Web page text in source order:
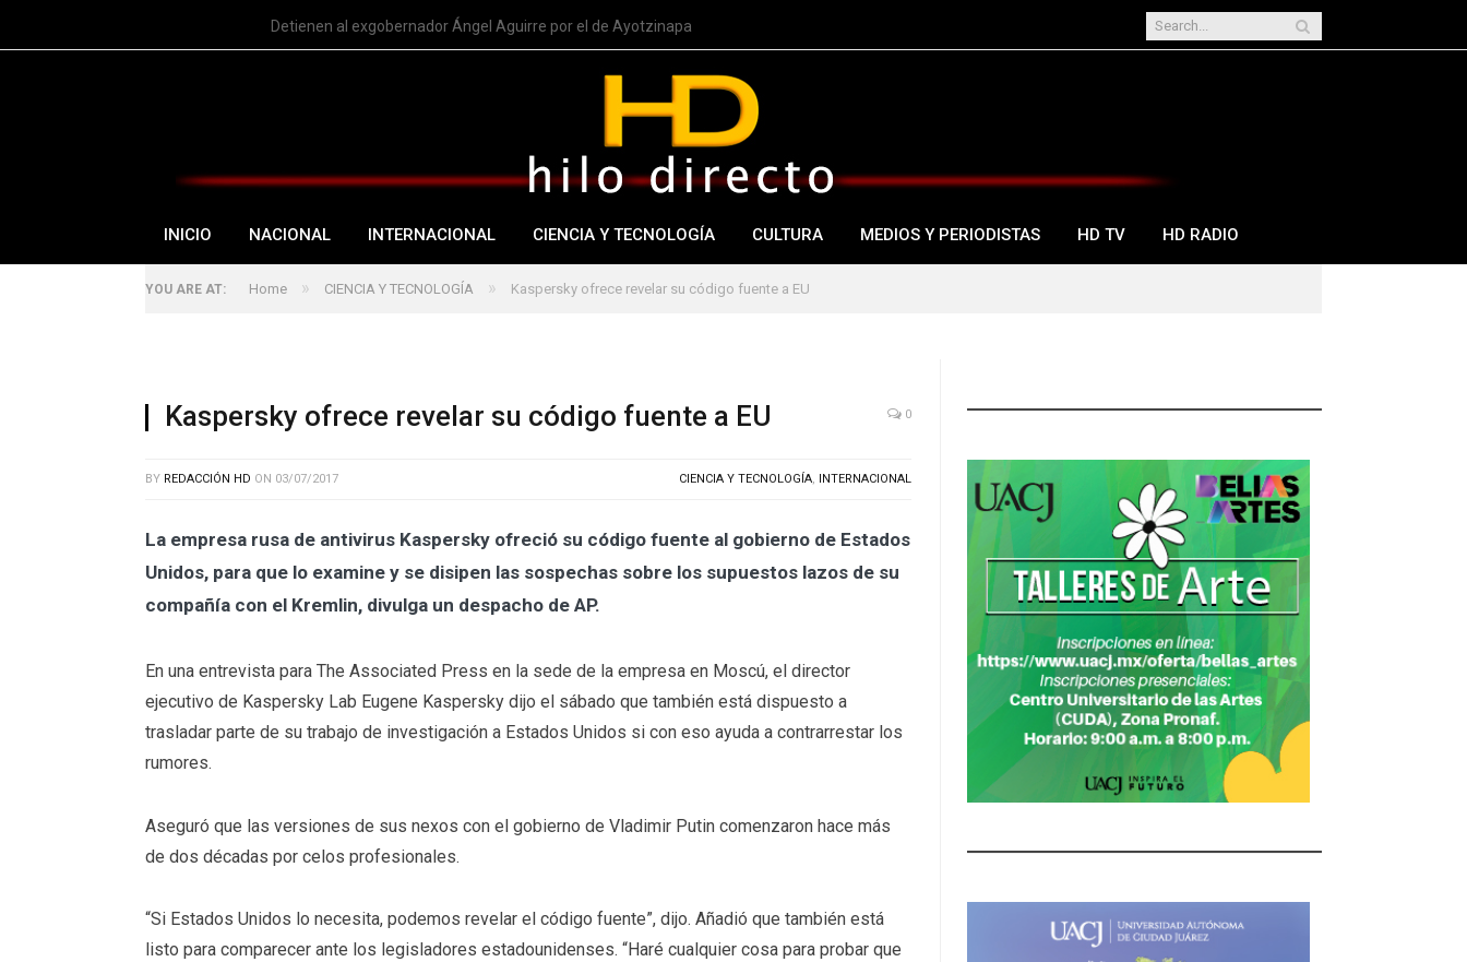
Detienen al exgobernador Ángel Aguirre por el de Ayotzinapa
INICIO NACIONAL INTERNACIONAL CIENCIA Y TECNOLOGÍA CULTURA MEDIOS Y PERIODISTAS HD TV HD RADIO
YOU ARE AT: Home » CIENCIA Y TECNOLOGÍA » Kaspersky ofrece revelar su código fuente a EU
Kaspersky ofrece revelar su código fuente a EU 0
BY REDACCIÓN HD ON 03/07/2017 CIENCIA Y TECNOLOGÍA, INTERNACIONAL
La empresa rusa de antivirus Kaspersky ofreció su código fuente al gobierno de Estados
Unidos, para que lo examine y se disipen las sospechas sobre los supuestos lazos de su
compañía con el Kremlin, divulga un despacho de AP.
En una entrevista para The Associated Press en la sede de la empresa en Moscú, el director
ejecutivo de Kaspersky Lab Eugene Kaspersky dijo el sábado que también está dispuesto a
trasladar parte de su trabajo de investigación a Estados Unidos si con eso ayuda a contrarrestar los
rumores.
Aseguró que las versiones de sus nexos con el gobierno de Vladimir Putin comenzaron hace más
de dos décadas por celos profesionales.
“Si Estados Unidos lo necesita, podemos revelar el código fuente”, dijo. Añadió que también está
listo para comparecer ante los legisladores estadounidenses. “Haré cualquier cosa para probar que